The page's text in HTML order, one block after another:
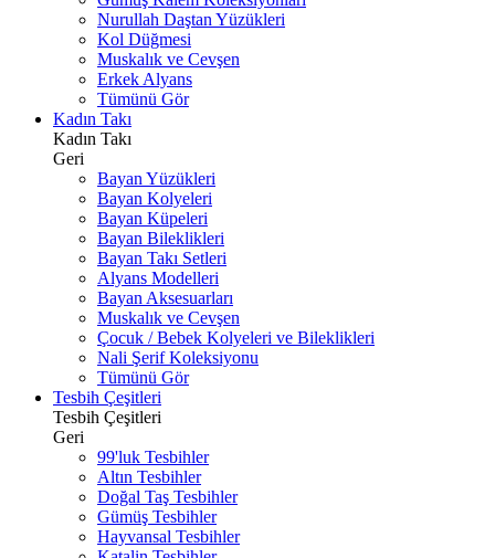
Nurullah Daştan Yüzükleri
Kol Düğmesi
Muskalık ve Cevşen
Erkek Alyans
Tümünü Gör
Kadın Takı
Kadın Takı
Geri
Bayan Yüzükleri
Bayan Kolyeleri
Bayan Küpeleri
Bayan Bileklikleri
Bayan Takı Setleri
Alyans Modelleri
Bayan Aksesuarları
Muskalık ve Cevşen
Çocuk / Bebek Kolyeleri ve Bileklikleri
Nali Şerif Koleksiyonu
Tümünü Gör
Tesbih Çeşitleri
Tesbih Çeşitleri
Geri
99'luk Tesbihler
Altın Tesbihler
Doğal Taş Tesbihler
Gümüş Tesbihler
Hayvansal Tesbihler